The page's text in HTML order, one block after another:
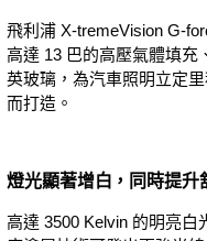
飛利浦 X-tremeVision G-
高達 13 巴的高壓氣體填充
英玻璃，為汽車照明立定
而打造。
燈光顯著增白，同時提升
高達 3500 Kelvin 的明亮